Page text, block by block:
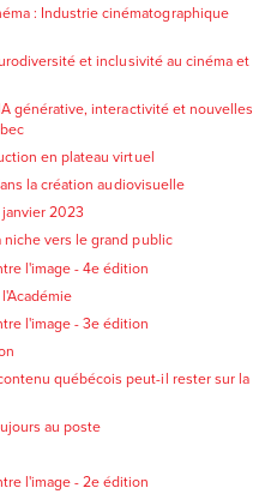
: Industrie cinématographique
et inclusivité au cinéma et
générative, interactivité et nouvelles
en plateau virtuel
la création audiovisuelle
2023
niche vers le grand public
l'image - 4e édition
l'image - 3e édition
québécois peut-il rester sur la
au poste
l'image - 2e édition